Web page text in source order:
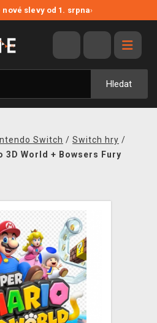
slevy od 1. srpna›
Hledat
Switch / Switch hry /
3D World + Bowsers Fury